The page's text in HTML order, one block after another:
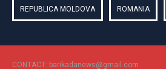
REPUBLICA MOLDOVA ROMANIA
CONTACT: barikadanews@gmail.com